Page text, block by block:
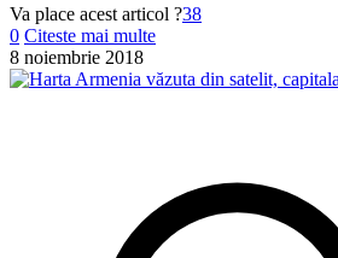
Va place acest articol ?38
0 Citeste mai multe
8 noiembrie 2018